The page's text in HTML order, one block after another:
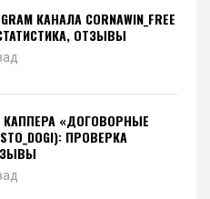
КАНАЛА CORNAWIN_FREE
ОТЗЫВЫ
«ДОГОВОРНЫЕ
ПРОВЕРКА